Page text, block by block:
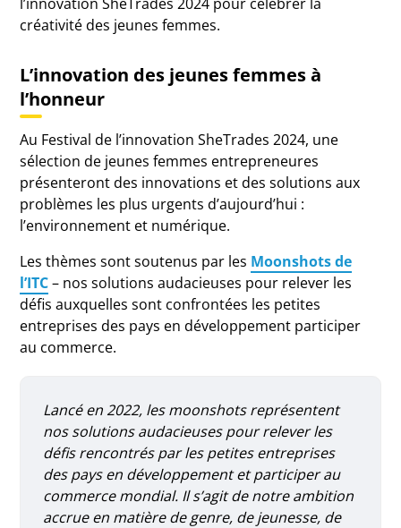
créativité des jeunes femmes.
L’innovation des jeunes femmes à
l’honneur
Au Festival de l’innovation SheTrades 2024, une
sélection de jeunes femmes entrepreneures
présenteront des innovations et des solutions aux
problèmes les plus urgents d’aujourd’hui :
l’environnement et numérique.
Les thèmes sont soutenus par les Moonshots de
l’ITC– nos solutions audacieuses pour relever les
défis auxquelles sont confrontées les petites
entreprises des pays en développement participer
au commerce.
Lancé en 2022, les moonshots représentent
nos solutions audacieuses pour relever les
défis rencontrés par les petites entreprises
des pays en développement et participer au
commerce mondial. Il s’agit de notre ambition
accrue en matière de genre, de jeunesse, de